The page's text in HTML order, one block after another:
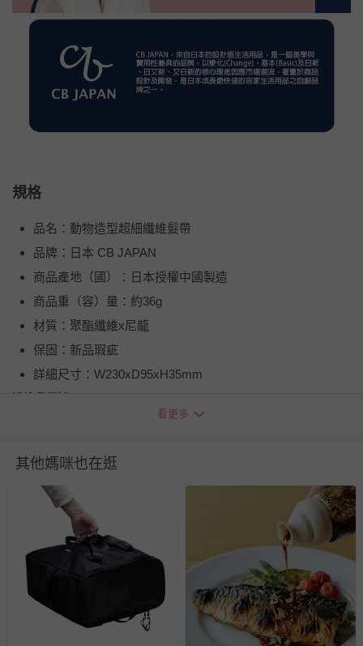
規格
品名：動物造型超細纖維髮帶
品牌：日本 CB JAPAN
商品產地（國）：日本授權中國製造
商品重（容）量：約36g
材質：聚酯纖維x尼龍
保固：新品瑕疵
詳細尺寸：W230xD95xH35mm
您所購買的商品享有7天的鑑賞期／猶豫期權益，但此期間
包含完整包裝、配件、說明文件及贈品等。
如需退換貨，請於收到商品7天（含例假日內提出），如為
瑕疵退換貨所產生的運費，將由媽咪愛負責處理，若非瑕疵
退貨，您可至『查詢訂單』>『已出貨』中查詢該筆訂單，
並點選『我要退貨』即可進行申請。若有相關退貨問題，請
至媽咪愛
LINE@客服ID: @mamilove
我們將依序為您處理
針對滿件折/滿額贈…等活動，如因部份退貨，而該訂單保
看更多
其他媽咪也在逛